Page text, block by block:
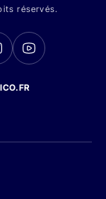
réservés.